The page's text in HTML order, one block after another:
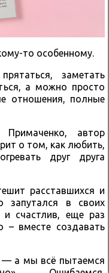
то особенному.
заметать
а можно просто
отношения, полные
автор
о том, как любить,
друг друга
расставшихся и
запутался в своих
счастлив, еще раз
вместе создавать
— а мы всё пытаемся